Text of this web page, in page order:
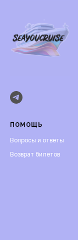
ПОМОЩЬ
Вопросы и ответы
Возврат билетов